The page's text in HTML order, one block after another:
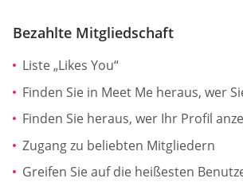
Bezahlte Mitgliedschaft
Liste „Likes You“
Finden Sie in Meet Me heraus, wer
Finden Sie heraus, wer Ihr Profil
Zugang zu beliebten Mitgliedern
Greifen Sie auf die heißesten